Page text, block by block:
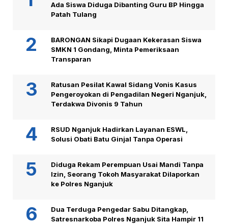
Ada Siswa Diduga Dibanting Guru BP Hingga
Patah Tulang
BARONGAN Sikapi Dugaan Kekerasan Siswa
SMKN 1 Gondang, Minta Pemeriksaan
Transparan
Ratusan Pesilat Kawal Sidang Vonis Kasus
Pengeroyokan di Pengadilan Negeri Nganjuk,
Terdakwa Divonis 9 Tahun
RSUD Nganjuk Hadirkan Layanan ESWL,
Solusi Obati Batu Ginjal Tanpa Operasi
Diduga Rekam Perempuan Usai Mandi Tanpa
Izin, Seorang Tokoh Masyarakat Dilaporkan
ke Polres Nganjuk
Dua Terduga Pengedar Sabu Ditangkap,
Satresnarkoba Polres Nganjuk Sita Hampir 11